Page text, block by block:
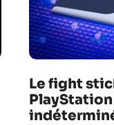
Le fight